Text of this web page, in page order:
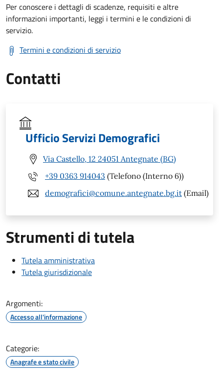
Per conoscere i dettagli di scadenze, requisiti e altre
informazioni importanti, leggi i termini e le condizioni di
servizio.
Termini e condizioni di servizio
Contatti
Ufficio Servizi Demografici
Via Castello, 12 24051 Antegnate (BG)
+39 0363 914043 (Telefono (Interno 6))
demografici@comune.antegnate.bg.it (Email)
Strumenti di tutela
Tutela amministrativa
Tutela giurisdizionale
Argomenti:
Accesso all'informazione
Categorie:
Anagrafe e stato civile